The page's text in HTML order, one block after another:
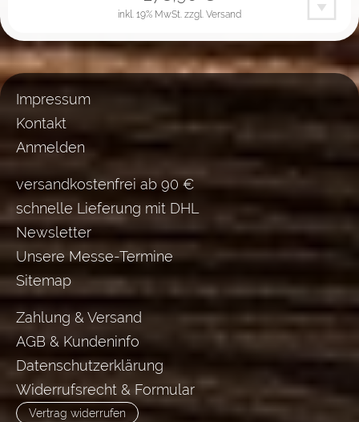
inkl. 19% MwSt. zzgl. Versand
Impressum
Kontakt
Anmelden
versandkostenfrei ab 90 €
schnelle Lieferung mit DHL
Newsletter
Unsere Messe-Termine
Sitemap
Zahlung & Versand
AGB & Kundeninfo
Datenschutzerklärung
Widerrufsrecht & Formular
Vertrag widerrufen